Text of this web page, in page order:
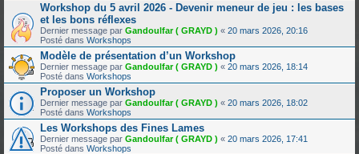
Workshop du 5 avril 2026 - Devenir meneur de jeu : les bases
et les bons réflexes
Dernier message par Gandoulfar ( GRAYD ) « 20 mars 2026, 20:16
Posté dans Workshops
Modèle de présentation d’un Workshop
Dernier message par Gandoulfar ( GRAYD ) « 20 mars 2026, 18:14
Posté dans Workshops
Proposer un Workshop
Dernier message par Gandoulfar ( GRAYD ) « 20 mars 2026, 18:02
Posté dans Workshops
Les Workshops des Fines Lames
Dernier message par Gandoulfar ( GRAYD ) « 20 mars 2026, 17:41
Posté dans Workshops